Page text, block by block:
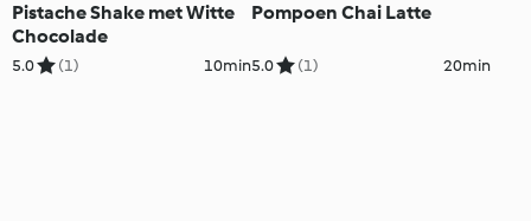
Pistache Shake met Witte
Chocolade
5.0 (1) 10min
Pompoen Chai Latte
5.0 (1) 20min